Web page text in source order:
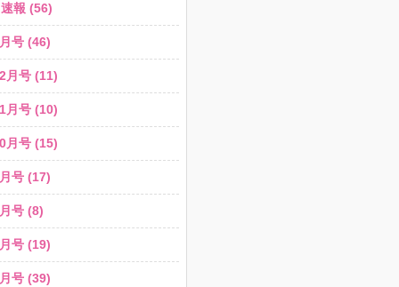
報 (56)
号 (46)
月号 (11)
月号 (10)
月号 (15)
号 (17)
号 (8)
号 (19)
号 (39)